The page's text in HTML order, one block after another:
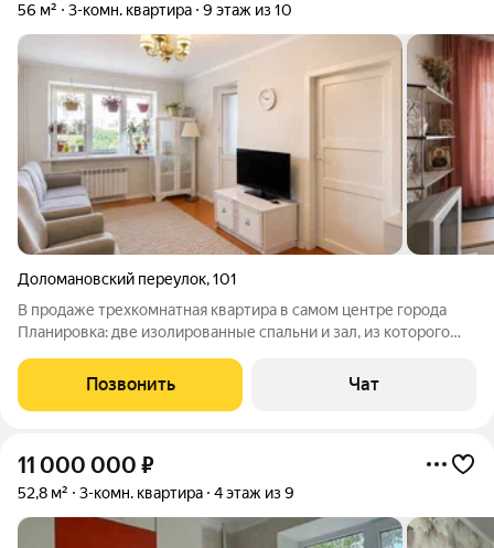
56 м² 3-комн. квартира 9 этаж из 10
Доломановский переулок,101
В продаже трехкомнатная квартира в самом центре города
Планировка: две изолированные спальни и зал, из которого
кладовка, удобная прихожая. Отличное сочетание
центральной локации и тишины:
Позвонить Чат
11 000 000 ₽
52,8 м² 3-комн. квартира 4 этаж из 9